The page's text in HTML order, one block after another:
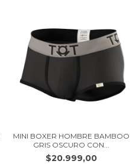
MINI BOXER HOMBRE BAMBOO
GRIS OSCURO CON...
$20.999,00